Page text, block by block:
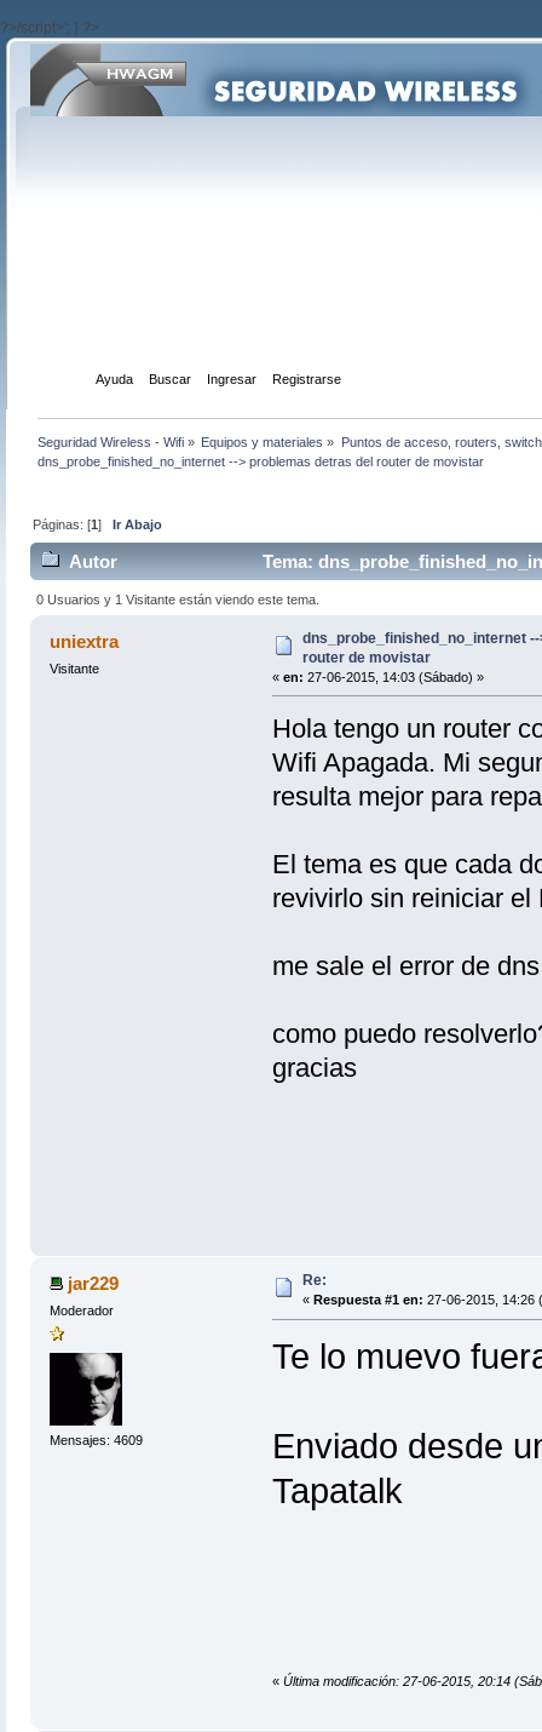
?>/script>'; } ?>
Ayuda Buscar Ingresar Registrarse
Seguridad Wireless - Wifi » Equipos y materiales » Puntos de acceso, routers,
dns_probe_finished_no_internet --> problemas detras del router de movistar
Páginas: [1]Ir Abajo
Autor Tema:
0 Usuarios y 1 Visitante están viendo este tema.
uniextra
Visitante
dns_probe_finished_no_internet
router de movistar
« en: 27-06-2015, 14:03 (Sábado) »
Hola tengo un router
Wifi Apagada. Mi
resulta mejor para
El tema es que cada
revivirlo sin reiniciar el
me sale el error de
como puedo
gracias
jar229
Moderador
Mensajes: 4609
Re:
« Respuesta #1 en: 27-06-2015, 14:26
Te lo muevo
Enviado desde
Tapatalk
« Última modificación: 27-06-2015, 20:14